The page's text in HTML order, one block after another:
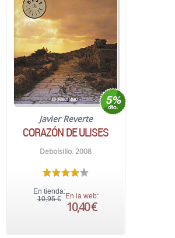
Javier Reverte
CORAZÓN DE ULISES
Debolsillo. 2008
En tienda:
10,95 € En la web:
10,40 €